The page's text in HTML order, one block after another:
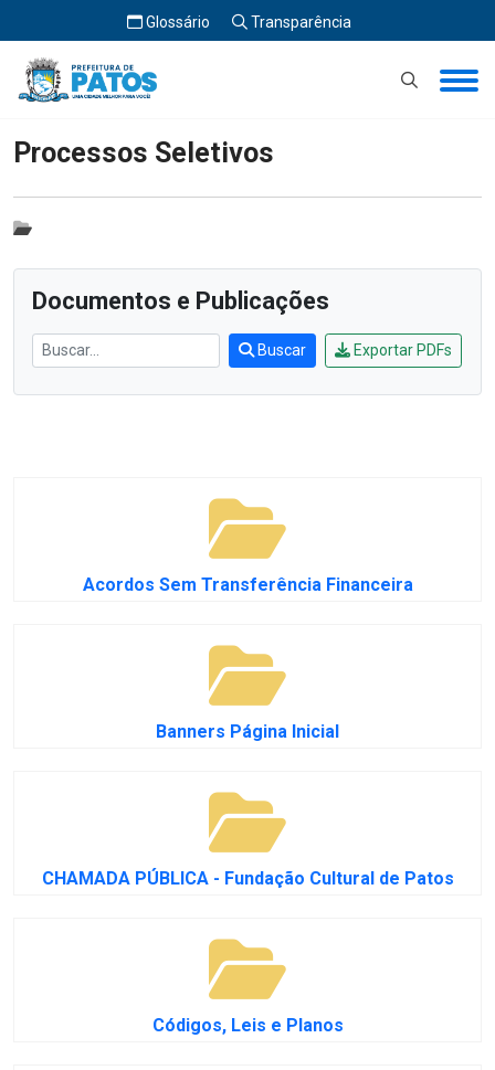
Glossário Transparência
Início Processos Seletivos
Processos Seletivos
Documentos e Publicações
Buscar Exportar PDFs
Acordos Sem Transferência Financeira
Banners Página Inicial
CHAMADA PÚBLICA - Fundação Cultural de Patos
Códigos, Leis e Planos